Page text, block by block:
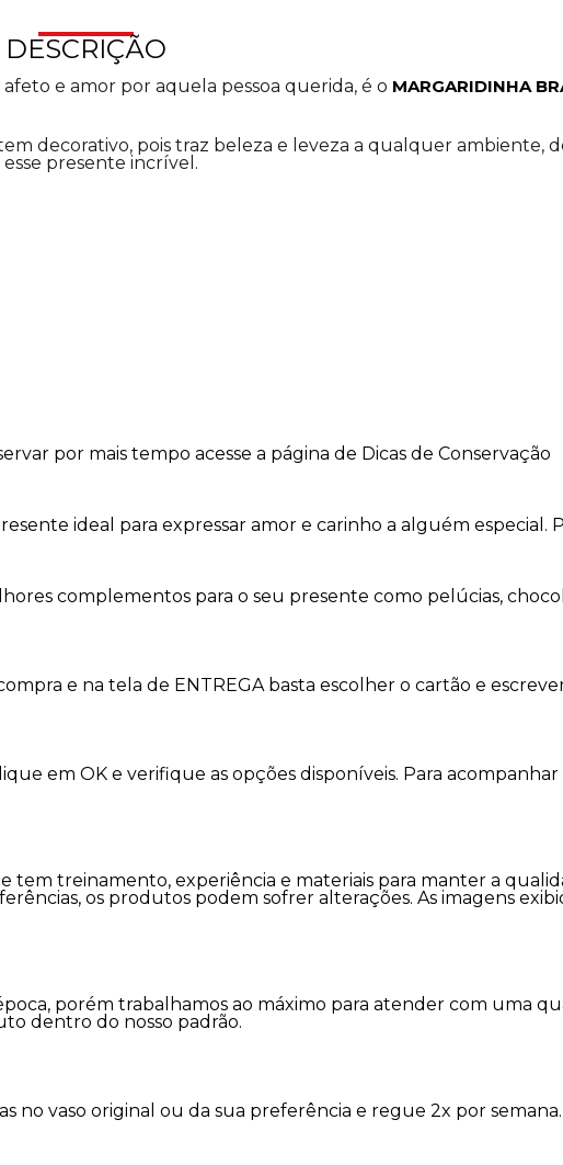
DESCRIÇÃO
e amor por aquela pessoa querida, é o MARGARIDINHA
decorativo, pois traz beleza e leveza a qualquer ambiente,
presente incrível.
por mais tempo acesse a página de Dicas de Conservação
ideal para expressar amor e carinho a alguém especial.
complementos para o seu presente como pelúcias,
e na tela de ENTREGA basta escolher o cartão e
em OK e verifique as opções disponíveis. Para
treinamento, experiência e materiais para manter a
os produtos podem sofrer alterações. As imagens
porém trabalhamos ao máximo para atender com uma
dentro do nosso padrão.
vaso original ou da sua preferência e regue 2x por semana.